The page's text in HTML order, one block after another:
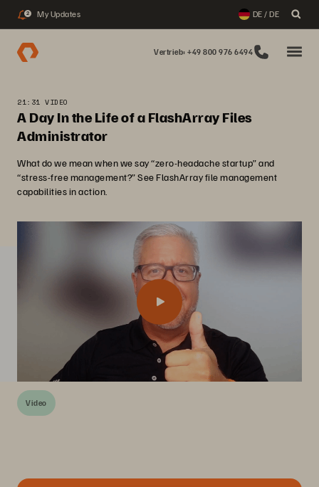
2 My Updates DE / DE
Vertrieb: +49 800 976 6494
21:31 VIDEO
A Day In the Life of a FlashArray Files
Administrator
What do we mean when we say “zero-headache startup” and
“stress-free management?” See FlashArray file management
capabilities in action.
Video